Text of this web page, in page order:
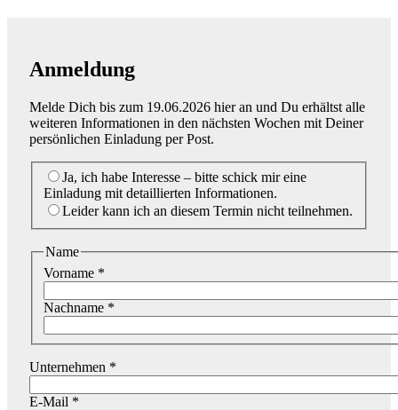
Anmeldung
Melde Dich bis zum 19.06.2026 hier an und Du erhältst alle
weiteren Informationen in den nächsten Wochen mit Deiner
persönlichen Einladung per Post.
Ja, ich habe Interesse – bitte schick mir eine
Einladung mit detaillierten Informationen.
Leider kann ich an diesem Termin nicht teilnehmen.
Name
Vorname *
Nachname *
Unternehmen *
E-Mail *